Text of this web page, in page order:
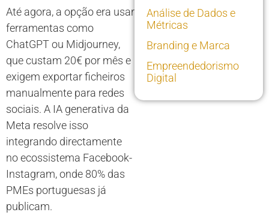
Até agora, a opção era usar
ferramentas como
ChatGPT ou Midjourney,
que custam 20€ por mês e
exigem exportar ficheiros
manualmente para redes
sociais. A IA generativa da
Meta resolve isso
integrando directamente
no ecossistema Facebook-
Instagram, onde 80% das
PMEs portuguesas já
publicam.
Análise de Dados e
Métricas
Branding e Marca
Empreendedorismo
Digital